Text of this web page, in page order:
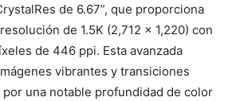
de 6.67”, que proporciona
de 1.5K (2,712 x 1,220) con
de 446 ppi. Esta avanzada
vibrantes y transiciones
por una notable profundidad de color